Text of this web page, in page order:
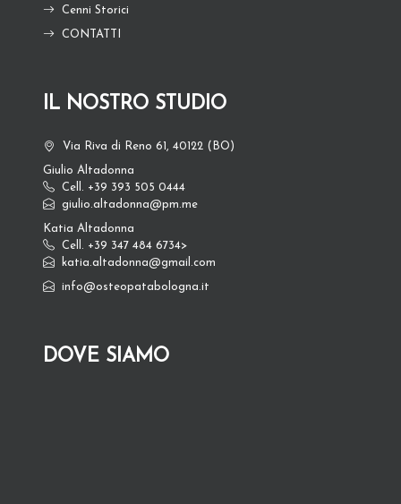
Cenni Storici
CONTATTI
IL NOSTRO STUDIO
Via Riva di Reno 61, 40122 (BO)
Giulio Altadonna
Cell. +39 393 505 0444
giulio.altadonna@pm.me
Katia Altadonna
Cell. +39 347 484 6734>
katia.altadonna@gmail.com
info@osteopatabologna.it
DOVE SIAMO